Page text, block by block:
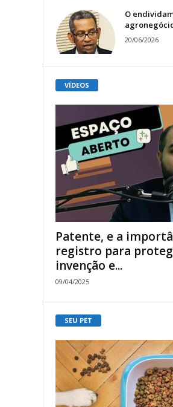
O
20/06/2026
VÍDEOS
Patente, e a
registro para
invenção e...
09/04/2025
SEU PET